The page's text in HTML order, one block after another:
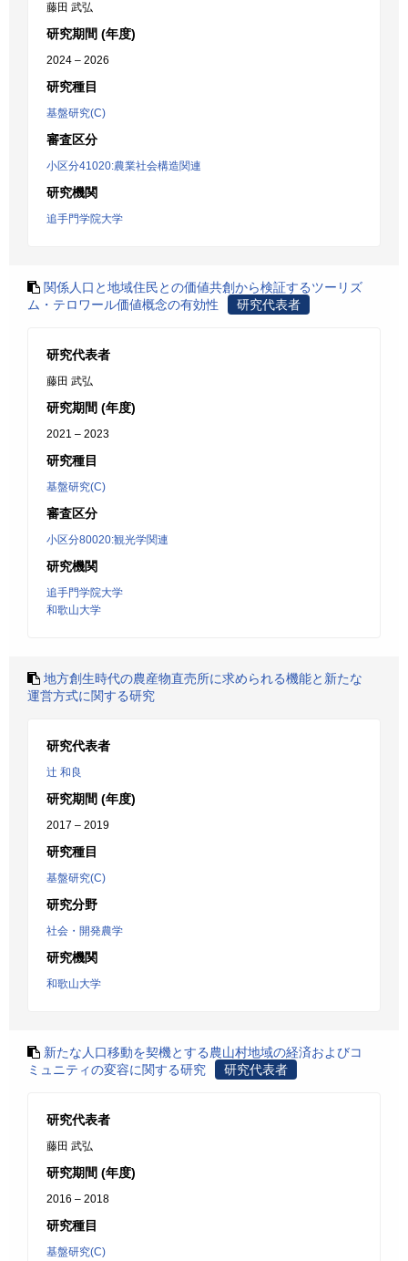
藤田 武弘
研究期間 (年度)
2024 – 2026
研究種目
基盤研究(C)
審査区分
小区分41020:農業社会構造関連
研究機関
追手門学院大学
関係人口と地域住民との価値共創から検証するツーリズ
ム・テロワール価値概念の有効性
研究代表者
研究代表者
藤田 武弘
研究期間 (年度)
2021 – 2023
研究種目
基盤研究(C)
審査区分
小区分80020:観光学関連
研究機関
追手門学院大学
和歌山大学
地方創生時代の農産物直売所に求められる機能と新たな
運営方式に関する研究
研究代表者
辻 和良
研究期間 (年度)
2017 – 2019
研究種目
基盤研究(C)
研究分野
社会・開発農学
研究機関
和歌山大学
新たな人口移動を契機とする農山村地域の経済およびコ
ミュニティの変容に関する研究
研究代表者
研究代表者
藤田 武弘
研究期間 (年度)
2016 – 2018
研究種目
基盤研究(C)